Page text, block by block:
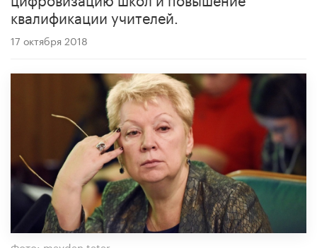
квалификации учителей.
17 октября 2018